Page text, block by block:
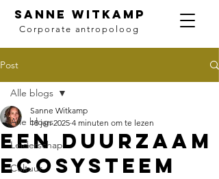
SANNE WITKAMP
Corporate antropoloog
Post
Alle blogs
Leiderschap
Cultuur
Alle blogs
Een duurzaam
ecosysteem
Sanne Witkamp
18 jan 2025 4 minuten om te lezen